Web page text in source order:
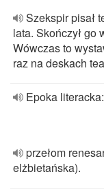
Szekspir pisał
lata. Skończył go
Wówczas to
raz na deskach
Epoka literacka:
przełom
elżbietańska).